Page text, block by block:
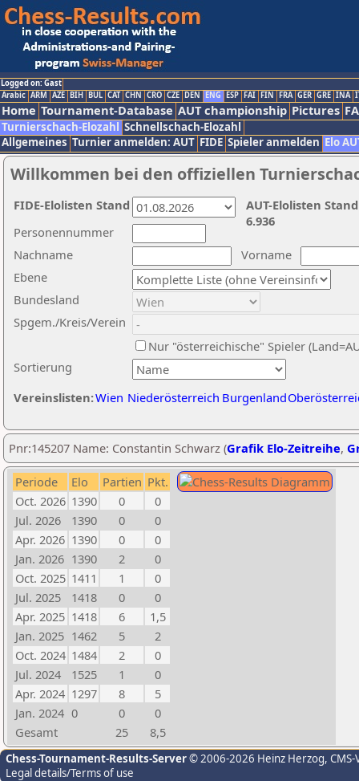
Logged on: Gast
Arabic ARM AZE BIH BUL CAT CHN CRO CZE DEN ENG ESP FAI FIN FRA GER GRE INA
Home Tournament-Database AUT championship Pictures
Turnierschach-Elozahl Schnellschach-Elozahl
Allgemeines Turnier anmelden: AUT FIDE Spieler anmelden Elo
Willkommen bei den offiziellen
Nachname
Vorname
Ebene
Sortierung
Personennummer
Bundesland
Spgem./Kreis/Verein
Nur "österreichische" Spieler
Vereinslisten:Wien Niederösterreich Burgenland
AUT-Elolisten
6.936
FIDE-Elolisten Stand
Pnr:145207 Name: Constantin Schwarz (Grafik Elo-Zeitreihe,
Periode Elo Partien Pkt.
Oct. 2026 1390 0
0
Jul. 2026
1390 0
0
Apr. 2026 1390 0
0
Jan. 2026 1390 2
0
Oct. 2025 1411 1
0
Jul. 2025
1418 0
0
Apr. 2025 1418 6
1,5
Jan. 2025 1462 5
2
Oct. 2024 1484 2
0
Jul. 2024
1525 1
0
Apr. 2024 1297 8
5
Jan. 2024 0 0
0
Gesamt
25 8,5
Chess-Tournament-Results-Server© 2006-2026 Heinz Herzog,
Legal details/Terms of use